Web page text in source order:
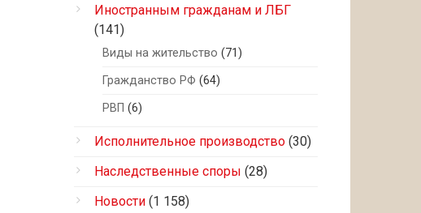
Иностранным гражданам и ЛБГ
(141)
Виды на жительство (71)
Гражданство РФ (64)
РВП (6)
Исполнительное производство (30)
Наследственные споры (28)
Новости (1 158)